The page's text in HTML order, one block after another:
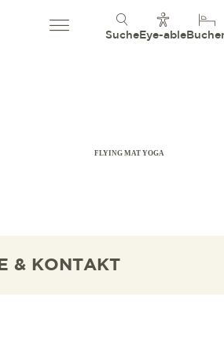
Suche Eye-able
FLYING MAT YOGA
& KONTAKT